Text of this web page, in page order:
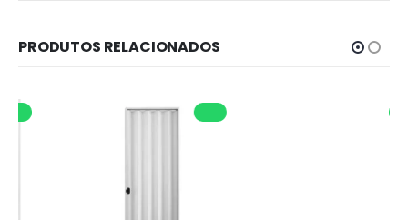
PRODUTOS RELACIONADOS